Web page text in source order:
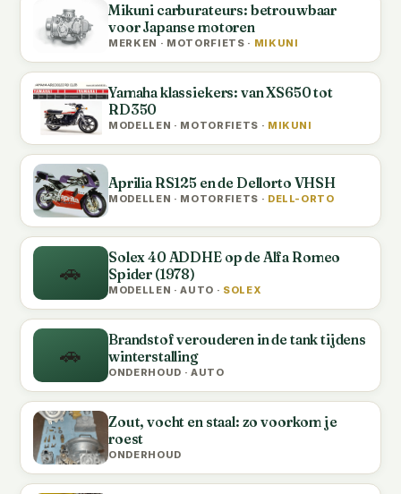
Mikuni carburateurs: betrouwbaar
voor Japanse motoren
MERKEN · MOTORFIETS · MIKUNI
Yamaha klassiekers: van XS650 tot
RD350
MODELLEN · MOTORFIETS · MIKUNI
Aprilia RS125 en de Dellorto VHSH
MODELLEN · MOTORFIETS · DELL-ORTO
🚗
Solex 40 ADDHE op de Alfa Romeo
Spider (1978)
MODELLEN · AUTO · SOLEX
🚗
Brandstof verouderen in de tank tijdens
winterstalling
ONDERHOUD · AUTO
Zout, vocht en staal: zo voorkom je
roest
ONDERHOUD